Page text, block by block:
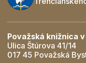
Považská knižnica
Ulica Štúrova 41/14
017 45 Považská